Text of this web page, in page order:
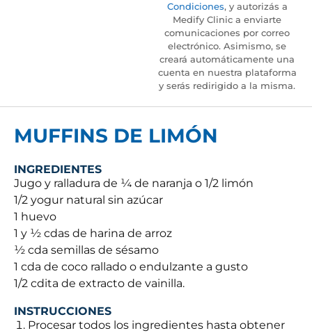
Condiciones, y autorizás a
Medify Clinic a enviarte
comunicaciones por correo
electrónico. Asimismo, se
creará automáticamente una
cuenta en nuestra plataforma
y serás redirigido a la misma.
MUFFINS DE LIMÓN
INGREDIENTES
Jugo y ralladura de ¼ de naranja o 1/2 limón
1/2 yogur natural sin azúcar
1 huevo
1 y ½ cdas de harina de arroz
½ cda semillas de sésamo
1 cda de coco rallado o endulzante a gusto
1/2 cdita de extracto de vainilla.
INSTRUCCIONES
Procesar todos los ingredientes hasta obtener